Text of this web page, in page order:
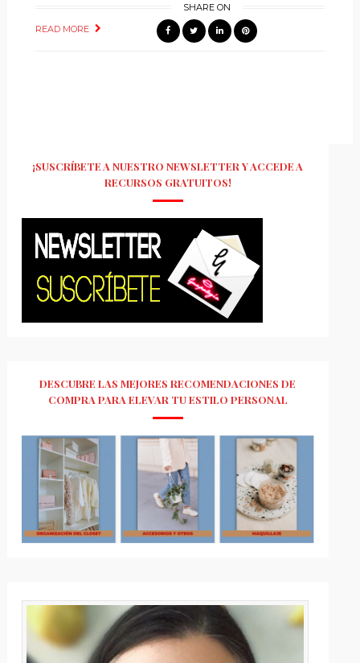
READ MORE
SHARE ON
¡SUSCRÍBETE A NUESTRO NEWSLETTER Y ACCEDE A
RECURSOS GRATUITOS!
DESCUBRE LAS MEJORES RECOMENDACIONES DE
COMPRA PARA ELEVAR TU ESTILO PERSONAL